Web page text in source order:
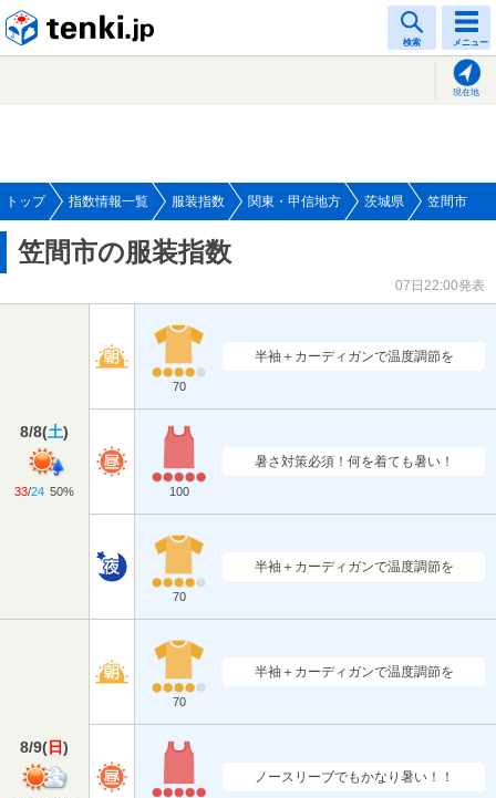
検索 メニュー
現在地
トップ 指数情報一覧 服装指数 関東・甲信地方 茨城県 笠間市
笠間市の服装指数
07日22:00発表
8/8(土)
33/24 50%
70
半袖＋カーディガンで温度調節を
100
暑さ対策必須！何を着ても暑い！
70
半袖＋カーディガンで温度調節を
8/9(日)
70
半袖＋カーディガンで温度調節を
ノースリーブでもかなり暑い！！